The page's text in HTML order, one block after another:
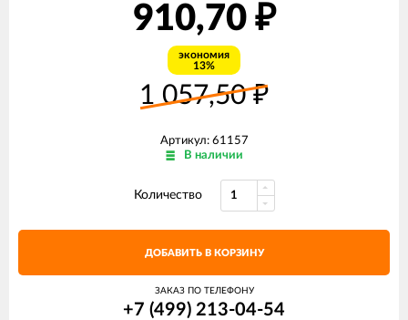
910,70 ₽
экономия
13%
1 057,50₽
Артикул: 61157
В наличии
Количество
ДОБАВИТЬ В КОРЗИНУ
ЗАКАЗ ПО ТЕЛЕФОНУ
+7 (499) 213-04-54​